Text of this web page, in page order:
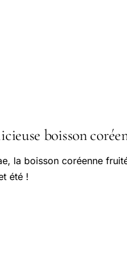
boisson
la boisson coréenne
été !